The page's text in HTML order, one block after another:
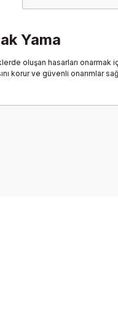
Yama
oluşan hasarları onarmak
korur ve güvenli onarımlar